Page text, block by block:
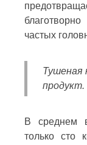
частых
Тушеная
продукт.
В среднем
только сто